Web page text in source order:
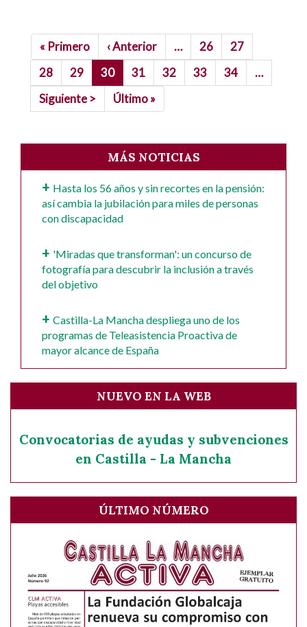
Paginación
Primera
página
« Primero
Página
anterior
‹ Anterior … Page
26 Page
27
Page
28 Page
29
Página
actual
30 Page
31 Page
32 Page
33 Page
34
…
Siguiente
página
Siguiente >
Última
página
Último »
MÁS NOTICIAS
Hasta los 56 años y sin recortes en la pensión:
así cambia la jubilación para miles de personas
con discapacidad
'Miradas que transforman': un concurso de
fotografía para descubrir la inclusión a través
del objetivo
Castilla-La Mancha despliega uno de los
programas de Teleasistencia Proactiva de
mayor alcance de España
NUEVO EN LA WEB
Convocatorias de ayudas y subvenciones
en Castilla - La Mancha
ÚLTIMO NÚMERO